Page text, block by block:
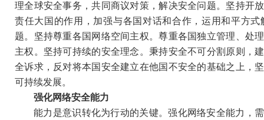
理全球安全事务，共同商议对策，解决安全问题。坚持开
责任大国的作用，加强与各国对话和合作，运用和平方
题。坚持尊重各国网络空间主权。尊重各国独立管理、处
主权。坚持可持续的安全理念。秉持安全不可分割原则，
全诉求，反对将本国安全建立在他国不安全的基础之上，
可持续发展。
强化网络安全能力
能力是意识转化为行动的关键。强化网络安全能力，